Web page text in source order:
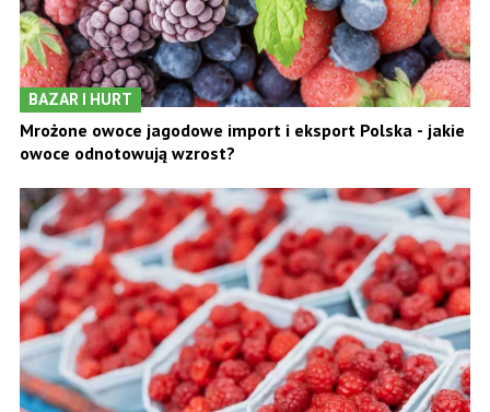
BAZAR I HURT
Mrożone owoce jagodowe import i eksport Polska - jakie
owoce odnotowują wzrost?